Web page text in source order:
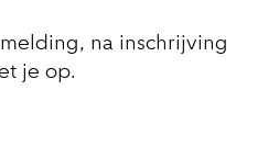
na inschrijving
je op.